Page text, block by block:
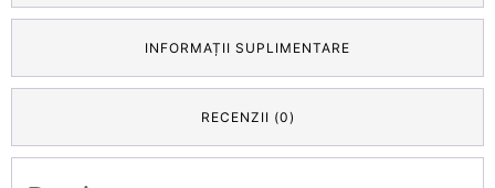
INFORMAȚII SUPLIMENTARE
RECENZII (0)